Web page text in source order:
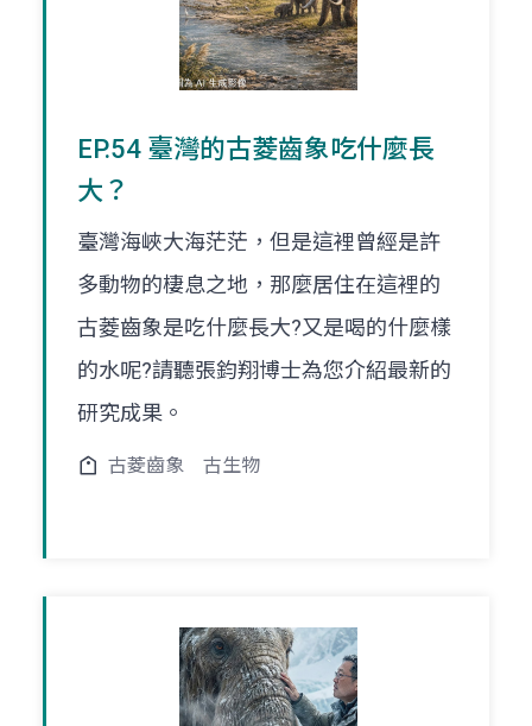
EP.54 臺灣的古菱齒象吃什麼長
大？
臺灣海峽大海茫茫，但是這裡曾經是許
多動物的棲息之地，那麼居住在這裡的
古菱齒象是吃什麼長大?又是喝的什麼樣
的水呢?請聽張鈞翔博士為您介紹最新的
研究成果。
古菱齒象 古生物